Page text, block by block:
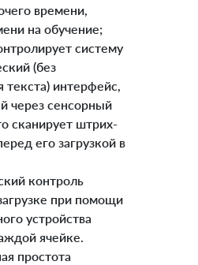
времени,
на обучение;
систему
(без
текста) интерфейс,
через сенсорный
сканирует штрих-
его загрузкой в
контроль
при помощи
устройства
ячейке.
простота